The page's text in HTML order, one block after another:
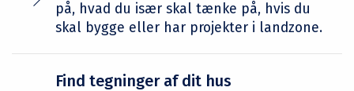
på, hvad du især skal tænke på, hvis du
skal bygge eller har projekter i landzone.
Find tegninger af dit hus